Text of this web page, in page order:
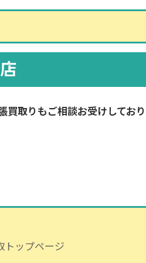
買取りもご相談お受けしてお
トップページ